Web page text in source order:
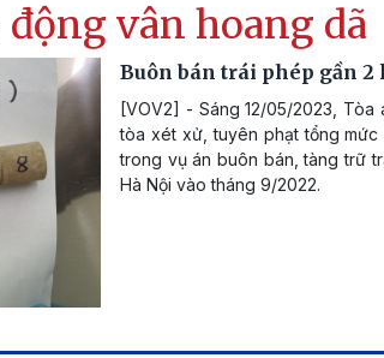
động vân hoang dã
Buôn bán trái phép gần
[VOV2] - Sáng 12/05/2023, Tòa
tòa xét xử, tuyên phạt tổng
trong vụ án buôn bán, tàng trữ
Hà Nội vào tháng 9/2022.